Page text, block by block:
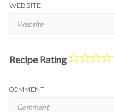
WEBSITE
Recipe Rating
COMMENT